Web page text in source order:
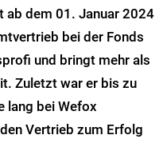
ab dem 01. Januar 2024
bei der Fonds
und bringt mehr als
Zuletzt war er bis zu
lang bei Wefox
Vertrieb zum Erfolg